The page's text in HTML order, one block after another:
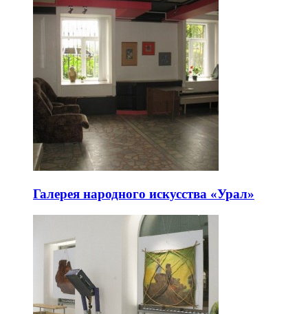
Галерея народного искусства «Урал»